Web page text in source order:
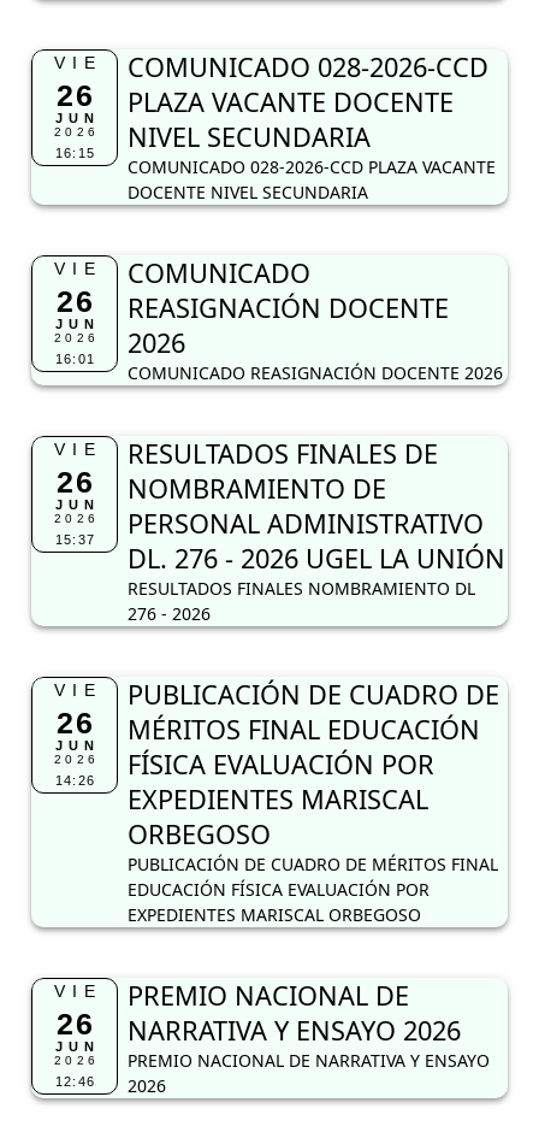
VIE
26
JUN
2026
16:15
COMUNICADO 028-2026-CCD
PLAZA VACANTE DOCENTE
NIVEL SECUNDARIA
COMUNICADO 028-2026-CCD PLAZA VACANTE
DOCENTE NIVEL SECUNDARIA
VIE
26
JUN
2026
16:01
COMUNICADO
REASIGNACIÓN DOCENTE
2026
COMUNICADO REASIGNACIÓN DOCENTE 2026
VIE
26
JUN
2026
15:37
RESULTADOS FINALES DE
NOMBRAMIENTO DE
PERSONAL ADMINISTRATIVO
DL. 276 - 2026 UGEL LA UNIÓN
RESULTADOS FINALES NOMBRAMIENTO DL
276 - 2026
VIE
26
JUN
2026
14:26
PUBLICACIÓN DE CUADRO DE
MÉRITOS FINAL EDUCACIÓN
FÍSICA EVALUACIÓN POR
EXPEDIENTES MARISCAL
ORBEGOSO
PUBLICACIÓN DE CUADRO DE MÉRITOS FINAL
EDUCACIÓN FÍSICA EVALUACIÓN POR
EXPEDIENTES MARISCAL ORBEGOSO
VIE
26
JUN
2026
12:46
PREMIO NACIONAL DE
NARRATIVA Y ENSAYO 2026
PREMIO NACIONAL DE NARRATIVA Y ENSAYO
2026